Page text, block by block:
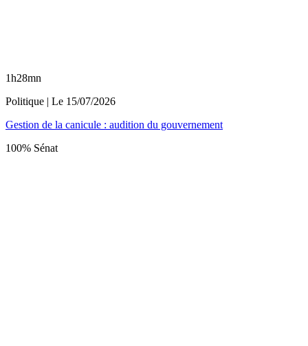
1h28mn
Politique | Le 15/07/2026
Gestion de la canicule : audition du gouvernement
100% Sénat